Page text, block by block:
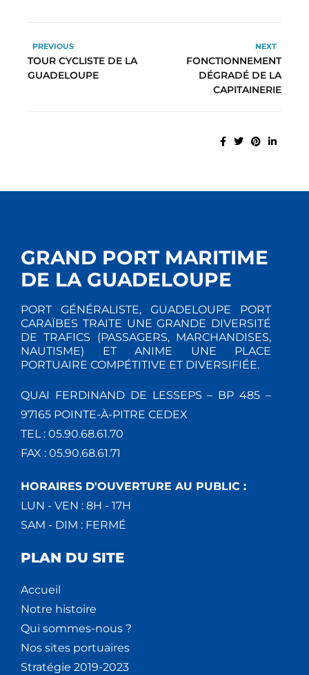
PREVIOUS
TOUR CYCLISTE DE LA
GUADELOUPE
NEXT
FONCTIONNEMENT
DÉGRADÉ DE LA
CAPITAINERIE
GRAND PORT MARITIME
DE LA GUADELOUPE
PORT GÉNÉRALISTE, GUADELOUPE PORT
CARAÏBES TRAITE UNE GRANDE DIVERSITÉ
DE TRAFICS (PASSAGERS, MARCHANDISES,
NAUTISME) ET ANIME UNE PLACE
PORTUAIRE COMPÉTITIVE ET DIVERSIFIÉE.
QUAI FERDINAND DE LESSEPS – BP 485 –
97165 POINTE-À-PITRE CEDEX
TEL : 05.90.68.61.70
FAX : 05.90.68.61.71
HORAIRES D'OUVERTURE AU PUBLIC :
LUN - VEN : 8H - 17H
SAM - DIM : FERMÉ
PLAN DU SITE
Accueil
Notre histoire
Qui sommes-nous ?
Nos sites portuaires
Stratégie 2019-2023